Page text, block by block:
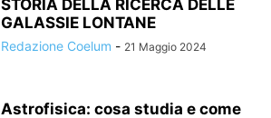
STORIA DELLA RICERCA DELLE
GALASSIE LONTANE
Redazione Coelum - 21 Maggio 2024
Astrofisica: cosa studia e come